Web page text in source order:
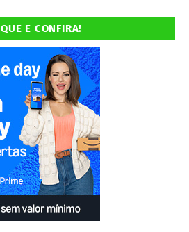
E CONFIRA!